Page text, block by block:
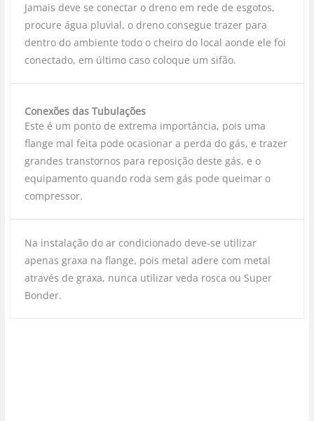
Jamais deve se conectar o dreno em rede de esgotos,
procure água pluvial, o dreno consegue trazer para
dentro do ambiente todo o cheiro do local aonde ele foi
conectado, em último caso coloque um sifão.
Conexões das Tubulações
Este é um ponto de extrema importância, pois uma
flange mal feita pode ocasionar a perda do gás, e trazer
grandes transtornos para reposição deste gás, e o
equipamento quando roda sem gás pode queimar o
compressor.
Na instalação do ar condicionado deve-se utilizar
apenas graxa na flange, pois metal adere com metal
através de graxa, nunca utilizar veda rosca ou Super
Bonder.